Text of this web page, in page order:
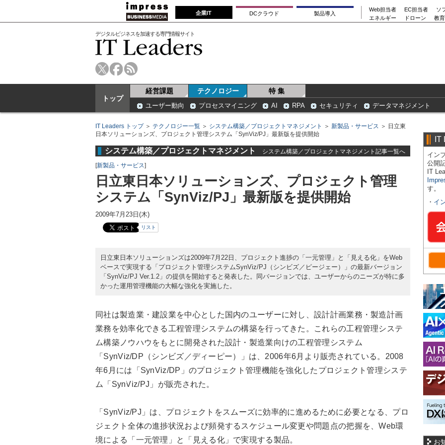
企業IT DCクラウド 製品導入
Web担当者 EC担当者
ソ
エネルギー
ドローン 教
デジタルビジネスを加速する専門情報サイト
トップ
経営課題 テクノロジー 特 集
ユーザー動向 プロセスマイニング AI RPA セキュリティ データマネジメント
IT Leaders トップ＞ テクノロジー一覧 ＞ システム構築／プロジェクトマネジメント ＞ 新製品・サービス ＞ 日立東
日本ソリューションズ、プロジェクト管理システム「SynViz/PJ」最新版を提供開始
システム構築／プロジェクトマネジメント
システム構築／プロジェクトマネジメント記事一覧へ
[新製品・サービス]
日立東日本ソリューションズ、プロジェクト管理
システム「SynViz/PJ」最新版を提供開始
2009年7月23日(木)
リスト
日立東日本ソリューションズは2009年7月22日、プロジェクト進捗の「一元管理」と「見える化」をWeb
ベースで実現する「プロジェクト管理システムSynViz/PJ（シンビズ／ピージェー）」の最新バージョン
「SynViz/PJ Ver.1.2」の提供を開始すると発表した。同バージョンでは、ユーザーからのニーズが特に多
かった運用管理機能の大幅な強化を実施した。
同社は製造業・建設業を中心とした国内のユーザーに対し、設計計画業務・製造計画
業務を効率化できる工程管理システムの構築を行ってきた。これらの工程管理システ
ム構築ノウハウをもとに開発された設計・製造業向けの工程管理システム
「SynViz/DP（シンビズ／ディーピー）」は、2006年6月より販売されている。2008
年6月には「SynViz/DP」のプロジェクト管理機能を強化したプロジェクト管理システ
ム「SynViz/PJ」が販売された。
「SynViz/PJ」は、プロジェクトをスムーズに効率的に進めるために必要となる、プロ
ジェクト全体の進捗状況および頻発するスケジュール変更や問題点の把握を、Web環
境による「一元管理」と「見える化」で実現する製品。
IT
イン
公開
IT
す。
・ イ
お